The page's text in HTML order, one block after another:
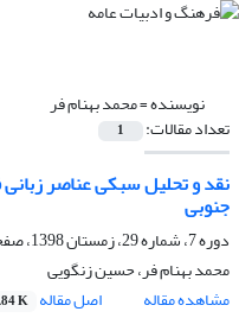
نویسنده =محمد بهنام فر
تعداد مقالات: 1
نقد و تحلیل سبکی عناصر
جنوبی
دوره 7، شماره 29، زمستان 1398، صفحه
محمد بهنام فر، حسین زنگویی
مشاهده مقاله
اصل مقاله K